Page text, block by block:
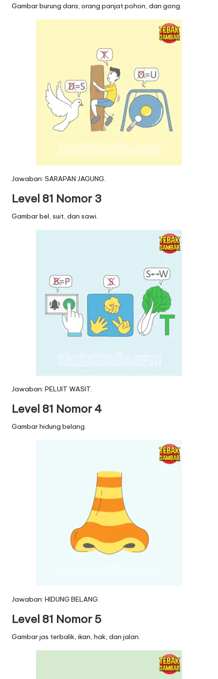
Gambar burung dara, orang panjat pohon, dan gong.
Jawaban: SARAPAN JAGUNG.
Level 81 Nomor 3
Gambar bel, suit, dan sawi.
Jawaban: PELUIT WASIT.
Level 81 Nomor 4
Gambar hidung belang.
Jawaban: HIDUNG BELANG.
Level 81 Nomor 5
Gambar jas terbalik, ikan, hak, dan jalan.